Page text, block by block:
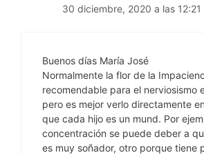
30 diciembre, 2020 a las 12:21
Buenos días María José
Normalmente la flor de la
recomendable para el nerviosismo
pero es mejor verlo directamente
que cada hijo es un mund. Por
concentración se puede deber a
es muy soñador, otro porque tiene